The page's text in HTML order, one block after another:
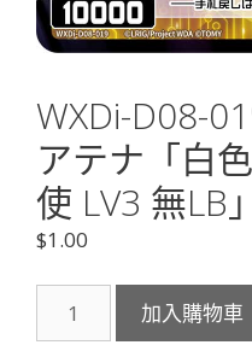
WXDi-D08-
アテナ「白
使 LV3 無LB」
$1.00
D08-
加入購物車